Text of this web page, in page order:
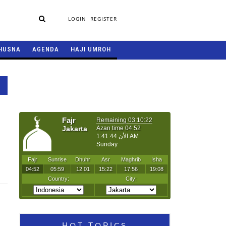
LOGIN REGISTER
AGENDA HAJI UMROH